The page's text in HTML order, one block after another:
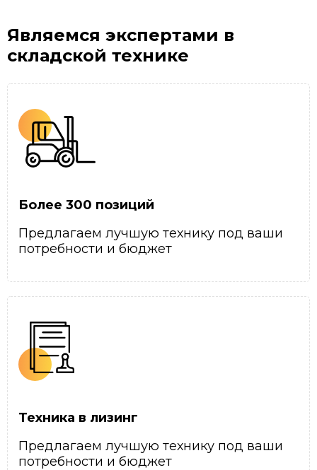
Являемся экспертами в
складской технике
Более 300 позиций
Предлагаем лучшую технику под ваши
потребности и бюджет
Техника в лизинг
Предлагаем лучшую технику под ваши
потребности и бюджет